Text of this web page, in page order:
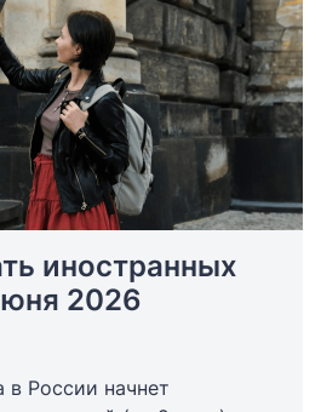
иностранных
2026
России начнет